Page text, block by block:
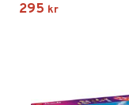
295 kr